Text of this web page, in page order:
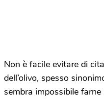
Non è facile evitare di
dell’olivo, spesso
sembra impossibile